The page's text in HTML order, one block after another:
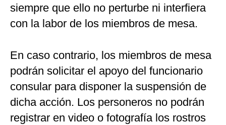
siempre que ello no perturbe ni interfiera
con la labor de los miembros de mesa.
En caso contrario, los miembros de mesa
podrán solicitar el apoyo del funcionario
consular para disponer la suspensión de
dicha acción. Los personeros no podrán
registrar en video o fotografía los rostros